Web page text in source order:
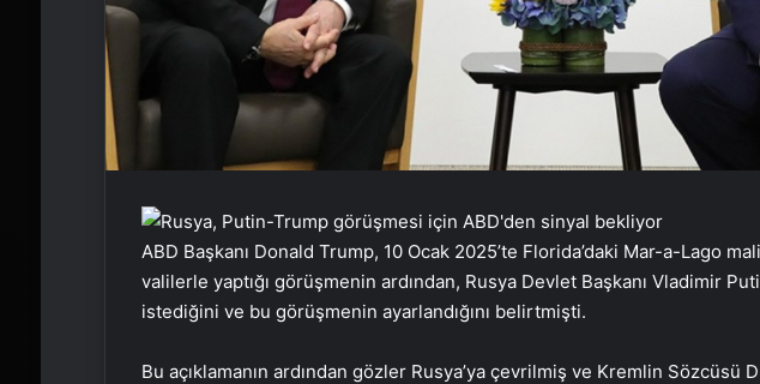
ABD Başkanı Donald Trump, 10 Ocak 2025’te Florida’daki Mar-a-Lago
valilerle yaptığı görüşmenin ardından, Rusya Devlet Başkanı Vladimir
istediğini ve bu görüşmenin ayarlandığını belirtmişti.
Bu açıklamanın ardından gözler Rusya’ya çevrilmiş ve Kremlin Sözcüsü